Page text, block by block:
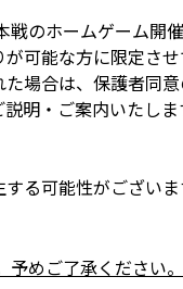
のホームゲーム開
可能な方に限定させ
合は、保護者同
明・ご案内いたしま
可能性がございま
めご了承ください。